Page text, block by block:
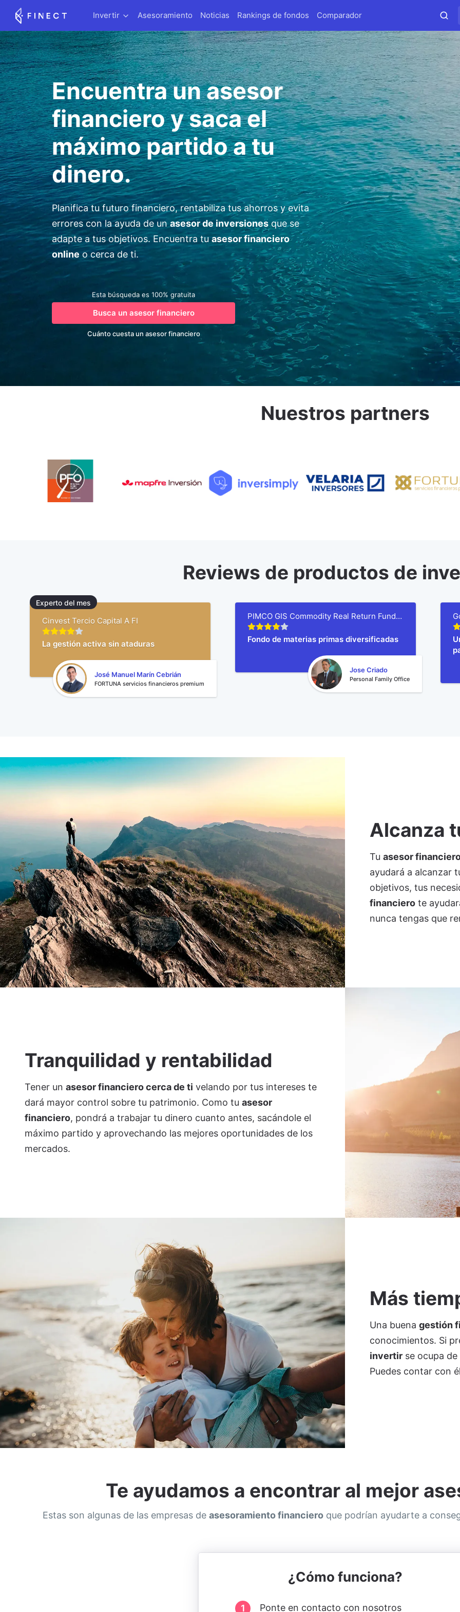
Invertir Asesoramiento Noticias Rankings de fondos Comparador
Encuentra unasesor
financieroy saca el
máximo partido a tu
dinero.
Planifica tu futuro financiero, rentabiliza tus ahorros y evita
errores con la ayuda de un asesor de inversionesque se
adapte a tus objetivos. Encuentra tu asesor financiero
online o cerca de ti.
Esta búsqueda es 100% gratuita
Busca un asesor financiero
Cuánto cuesta un asesor financiero
Nuestros partners
Reviews de productos de
Experto del mes
Cinvest Tercio Capital A FI
La gestión activa sin ataduras
José Manuel Marín Cebrián
FORTUNA servicios financieros premium
PIMCO GIS Commodity Real Return Fund E Class EUR (Hedged) Accumulation
Fondo de materias primas diversificadas
Jose Criado
Personal Family Office
Alcanza
Tu asesor
ayudará a alcanzar
objetivos, tus
financiero te
nunca tengas que
Tranquilidad y rentabilidad
Tener un asesor financiero cerca de ti velando por tus intereses te
dará mayor control sobre tu patrimonio. Como tu asesor
financiero, pondrá a trabajar tu dinero cuanto antes, sacándole el
máximo partido y aprovechando las mejores oportunidades de los
mercados.
Más
Una buena gestión
conocimientos. Si
invertir se ocupa
Puedes contar con
Te ayudamos a encontrar al mejor
Estas son algunas de las empresas de asesoramiento financieroque podrían ayudarte a
¿Cómo funciona?
Ponte en contacto con nosotros